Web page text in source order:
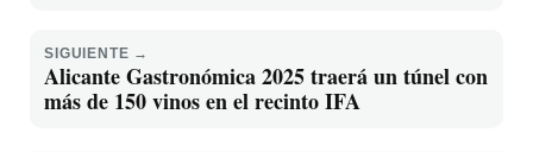
SIGUIENTE →
Alicante Gastronómica 2025 traerá un túnel con
más de 150 vinos en el recinto IFA